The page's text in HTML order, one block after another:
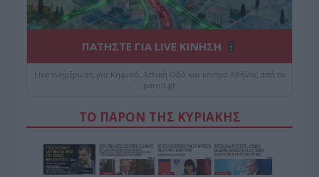
ΠΑΤΗΣΤΕ ΓΙΑ LIVE ΚΙΝΗΣΗ
Live ενημέρωση για Κηφισό, Αττική Οδό και κέντρο Αθήνας από το
paron.gr
ΤΟ ΠΑΡΟΝ ΤΗΣ ΚΥΡΙΑΚΗΣ